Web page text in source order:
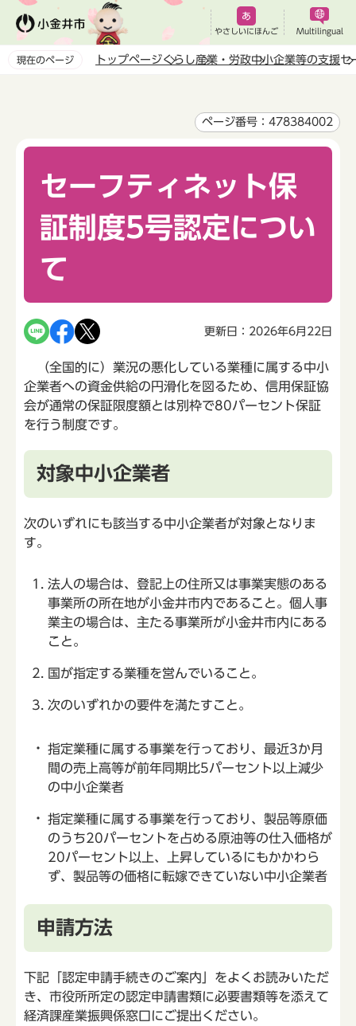
ペ
やさしいにほんご Multilingual
現在のページ トップページくらし産業・労政中小企業等の支援セ
ページ番号：478384002
セーフティネット保
証制度5号認定につい
て
更新日：2026年6月22日
（全国的に）業況の悪化している業種に属する中小
企業者への資金供給の円滑化を図るため、信用保証協
会が通常の保証限度額とは別枠で80パーセント保証
を行う制度です。
対象中小企業者
次のいずれにも該当する中小企業者が対象となりま
す。
法人の場合は、登記上の住所又は事業実態のある
事業所の所在地が小金井市内であること。個人事
業主の場合は、主たる事業所が小金井市内にある
こと。
国が指定する業種を営んでいること。
次のいずれかの要件を満たすこと。
指定業種に属する事業を行っており、最近3か月
間の売上高等が前年同期比5パーセント以上減少
の中小企業者
指定業種に属する事業を行っており、製品等原価
のうち20パーセントを占める原油等の仕入価格が
20パーセント以上、上昇しているにもかかわら
ず、製品等の価格に転嫁できていない中小企業者
申請方法
下記「認定申請手続きのご案内」をよくお読みいただ
き、市役所所定の認定申請書類に必要書類等を添えて
経済課産業振興係窓口にご提出ください。